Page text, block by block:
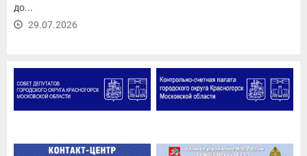
до...
29.07.2026